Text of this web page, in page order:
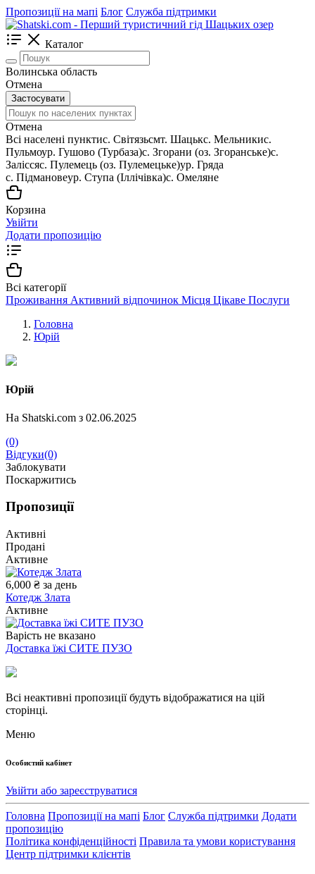
Пропозиції на мапі Блог Служба підтримки
Каталог
Волинська область
Отмена
Застосувати
Отмена
Всі населені пунктиc. Світязьсмт. Шацькс. Мельникис.
Пульмоур. Гушово (Турбаза)с. Згорани (оз. Згоранське)с.
Заліссяс. Пулемець (оз. Пулемецьке)ур. Гряда
с. Підмановеур. Ступа (Іллічівка)с. Омеляне
Корзина
Увійти
Додати пропозицію
Всі категорії
Проживання Активний відпочинок Місця Цікаве Послуги
Головна
Юрій
Юрій
На Shatski.com з 02.06.2025
(0)
Відгуки(0)
Заблокувати
Поскаржитись
Пропозиції
Активні
Продані
Активне
6,000 ₴ за день
Котедж Злата
Активне
Варість не вказано
Доставка їжі СИТЕ ПУЗО
Всі неактивні пропозиції будуть відображатися на цій
сторінці.
Меню
Особистий кабінет
Увійти або зареєструватися
Головна Пропозиції на мапі Блог Служба підтримки Додати
пропозицію
Політика конфіденційності Правила та умови користування
Центр підтримки клієнтів